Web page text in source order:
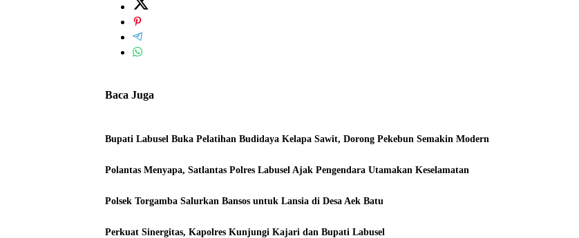
Baca Juga
Bupati Labusel Buka Pelatihan Budidaya Kelapa Sawit, Dorong Pekebun Semakin Modern
Polantas Menyapa, Satlantas Polres Labusel Ajak Pengendara Utamakan Keselamatan
Polsek Torgamba Salurkan Bansos untuk Lansia di Desa Aek Batu
Perkuat Sinergitas, Kapolres Kunjungi Kajari dan Bupati Labusel